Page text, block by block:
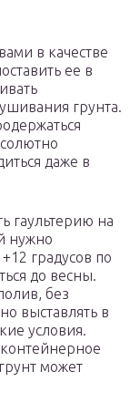
в качестве
ее в
грунта.
даже в
гаультерию на
нужно
градусов по
до весны.
без
выставлять в
условия.
может